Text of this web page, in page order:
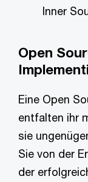
Inner
Open
Eine Open
entfalten ihr
sie
Sie von der
der